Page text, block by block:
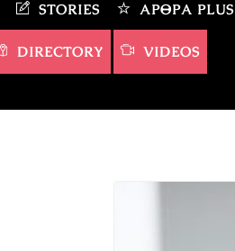
STORIES ΆΡΘΡΑ PLUS
DIRECTORY VIDEOS